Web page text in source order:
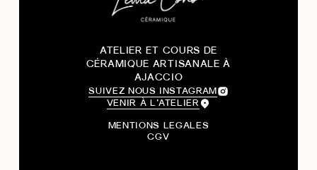
ATELIER ET COURS DE
CÉRAMIQUE ARTISANALE À
AJACCIO
SUIVEZ NOUS INSTAGRAM
VENIR À L’ATELIER
MENTIONS LEGALES
CGV